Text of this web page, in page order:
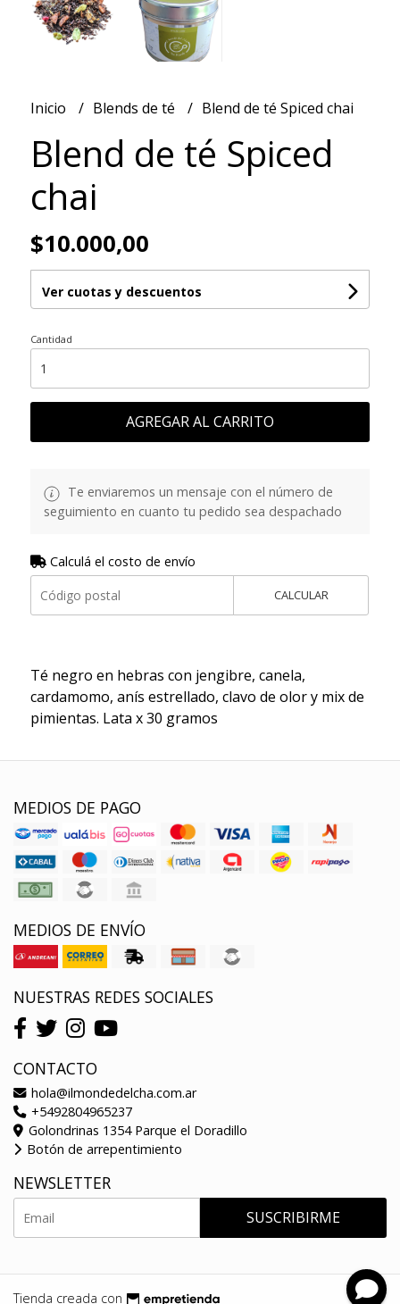
Inicio Blends de té Blend de té Spiced chai
Blend de té Spiced
chai
$10.000,00
Ver cuotas y descuentos
Cantidad
AGREGAR AL CARRITO
Te enviaremos un mensaje con el número de
seguimiento en cuanto tu pedido sea despachado
Calculá el costo de envío
CALCULAR
Té negro en hebras con jengibre, canela,
cardamomo, anís estrellado, clavo de olor y mix de
pimientas. Lata x 30 gramos
MEDIOS DE PAGO
MEDIOS DE ENVÍO
NUESTRAS REDES SOCIALES
CONTACTO
hola@ilmondedelcha.com.ar
+5492804965237
Golondrinas 1354 Parque el Doradillo
Botón de arrepentimiento
NEWSLETTER
SUSCRIBIRME
Tienda creada con